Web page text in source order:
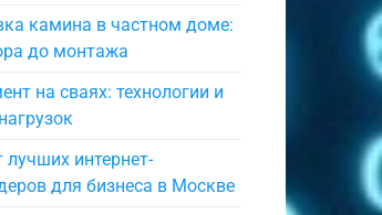
камина в частном доме:
до монтажа
на сваях: технологии и
лучших интернет-
для бизнеса в Москве